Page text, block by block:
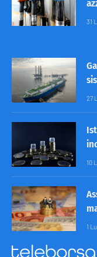
31
27
10
1